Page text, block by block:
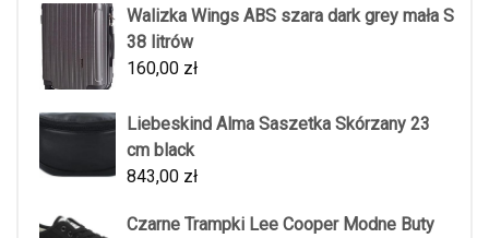
Walizka Wings ABS szara dark grey mała S
38 litrów
160,00 zł
Liebeskind Alma Saszetka Skórzany 23
cm black
843,00 zł
Czarne Trampki Lee Cooper Modne Buty